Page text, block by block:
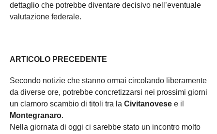
dettaglio che potrebbe diventare decisivo nell’eventuale
valutazione federale.
ARTICOLO PRECEDENTE
Secondo notizie che stanno ormai circolando liberamente
da diverse ore, potrebbe concretizzarsi nei prossimi giorni
un clamoro scambio di titoli tra la Civitanovese e il
Montegranaro.
Nella giornata di oggi ci sarebbe stato un incontro molto